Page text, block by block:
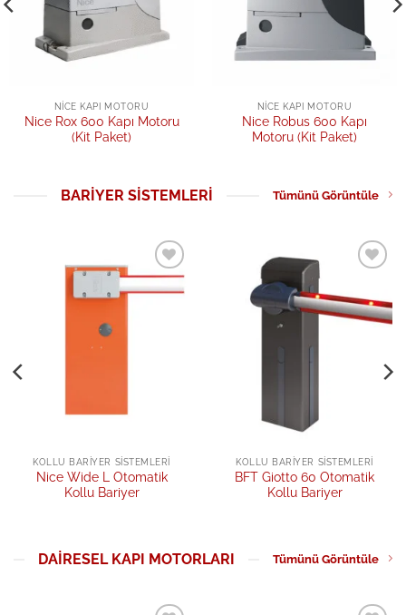
NICE KAPI MOTORU
Nice Rox 600 Kapı Motoru
(Kit Paket)
NICE KAPI MOTORU
Nice Robus 600 Kapı
Motoru (Kit Paket)
BARIYER SISTEMLERI Tümünü Görüntüle
Add to
wishlist
KOLLU BARIYER SISTEMLERI
Nice Wide L Otomatik
Kollu Bariyer
wishlist
KOLLU BARIYER SISTEMLERI
BFT Giotto 60 Otomatik
Kollu Bariyer
DAIRESEL KAPI MOTORLARI Tümünü Görüntüle